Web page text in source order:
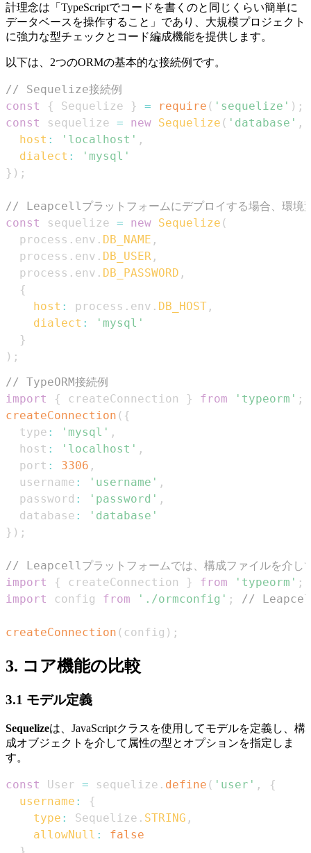
計理念は「TypeScriptでコードを書くのと同じくらい簡単に
データベースを操作すること」であり、大規模プロジェクト
に強力な型チェックとコード編成機能を提供します。
以下は、2つのORMの基本的な接続例です。
// Sequelize接続例
const
{ Sequelize } = require ( 'sequelize' ) ;
const
sequelize = new Sequelize ( 'database' ,
host : 'localhost' ,
dialect :
'mysql'
} ) ;
// Leapcellプラットフォームにデプロイする場合、環境
const
sequelize = new Sequelize (
  process
. env . DB_NAME ,
  process
. env . DB_USER ,
  process
. env . DB_PASSWORD ,
{
host : process . env . DB_HOST ,
dialect :
'mysql'
}
) ;
// TypeORM接続例
import
{ createConnection } from 'typeorm' ;
createConnection ( {
  type
: 'mysql' ,
  host
: 'localhost' ,
  port
: 3306 ,
  username
: 'username' ,
  password
: 'password' ,
  database
:
'database'
} ) ;
// Leapcellプラットフォームでは、構成ファイルを介し
import
{ createConnection } from 'typeorm' ;
import
config from './ormconfig' ; // Leapcell
createConnection ( config ) ;
3. コア機能の比較
3.1 モデル定義
Sequelizeは、JavaScriptクラスを使用してモデルを定義し、構
成オブジェクトを介して属性の型とオプションを指定しま
す。
const User = sequelize . define ( 'user' ,
{
username :
{
type : Sequelize . STRING ,
allowNull :
false